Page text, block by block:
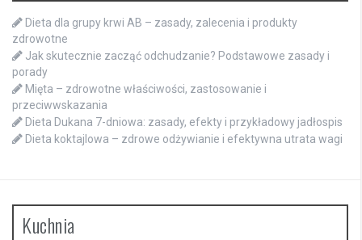
Dieta dla grupy krwi AB – zasady, zalecenia i produkty
zdrowotne
Jak skutecznie zacząć odchudzanie? Podstawowe zasady i
porady
Mięta – zdrowotne właściwości, zastosowanie i
przeciwwskazania
Dieta Dukana 7-dniowa: zasady, efekty i przykładowy jadłospis
Dieta koktajlowa – zdrowe odżywianie i efektywna utrata wagi
Kuchnia